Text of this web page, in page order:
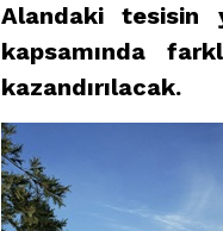
Alandaki tesisin
kapsamında
kazandırılacak.